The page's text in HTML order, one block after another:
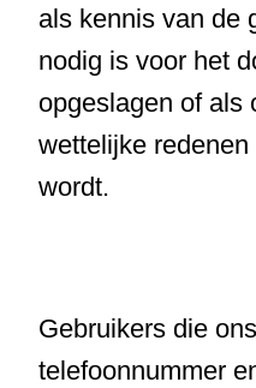
als kennis van de
nodig is voor het
opgeslagen of als
wettelijke
wordt.
Gebruikers die
telefoonnummer